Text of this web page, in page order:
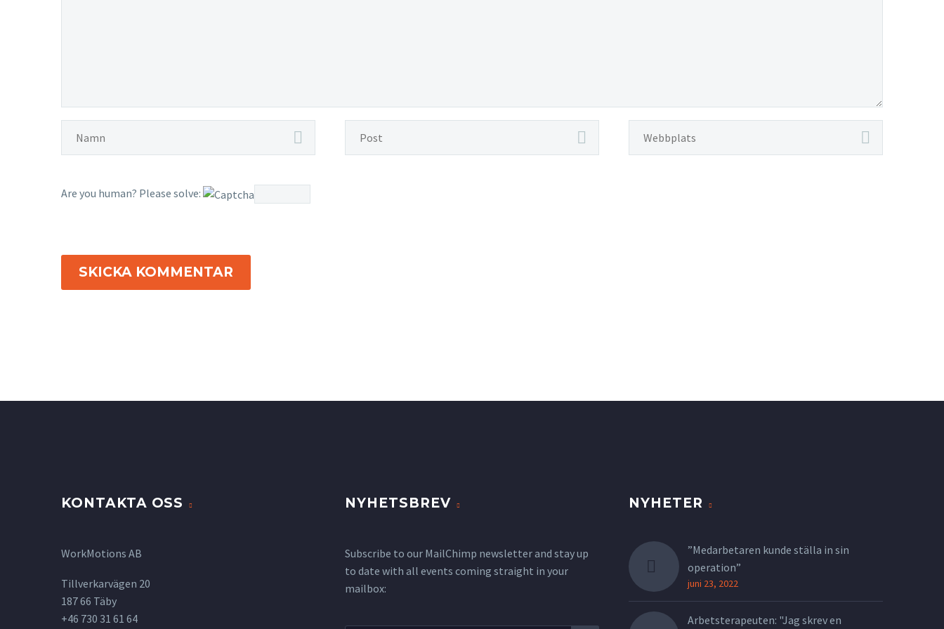
Are you human? Please solve:
SKICKA KOMMENTAR
KONTAKTA OSS
WorkMotions AB
Tillverkarvägen 20
187 66 Täby
+46 730 31 61 64
NYHETSBREV
Subscribe to our MailChimp newsletter and stay up
to date with all events coming straight in your
mailbox:
NYHETER
”Medarbetaren kunde ställa in sin
operation”
juni 23, 2022
Arbetsterapeuten: "Jag skrev en